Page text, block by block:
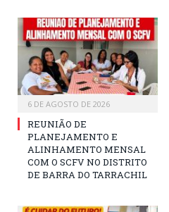
6 DE AGOSTO DE 2026
REUNIÃO DE
PLANEJAMENTO E
ALINHAMENTO MENSAL
COM O SCFV NO DISTRITO
DE BARRA DO TARRACHIL